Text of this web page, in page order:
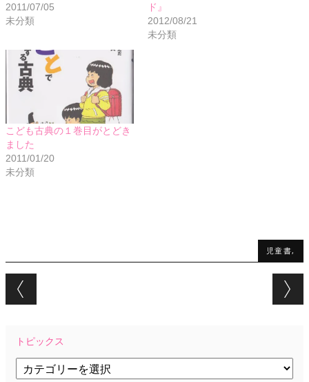
2011/07/05
未分類
ド』
2012/08/21
未分類
こども古典の１巻目がとどき
ました
2011/01/20
未分類
児童書,
Post navigation
トピックス